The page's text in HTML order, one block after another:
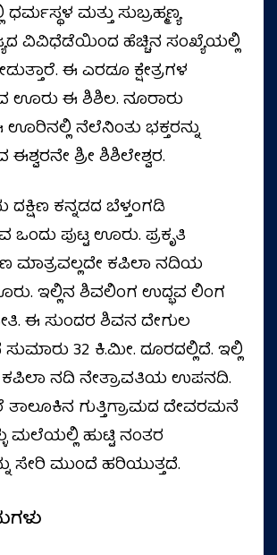
ಧರ್ಮಸ್ಥಳ ಮತ್ತು ಸುಬ್ರಹ್ಮಣ್ಯ
ವಿವಿಧೆಡೆಯಿಂದ ಹೆಚ್ಚಿನ ಸಂಖ್ಯೆಯಲ್ಲಿ
ಈ ಎರಡೂ ಕ್ಷೇತ್ರಗಳ
ಊರು ಈ ಶಿಶಿಲ. ನೂರಾರು
ನೆಲೆನಿಂತು ಭಕ್ತರನ್ನು
ಶ್ರೀ ಶಿಶಿಲೇಶ್ವರ.
ದಕ್ಷಿಣ ಕನ್ನಡದ ಬೆಳ್ತಂಗಡಿ
ಒಂದು ಪುಟ್ಟ ಊರು. ಪ್ರಕೃತಿ
ಕಪಿಲಾ ನದಿಯ
ಇಲ್ಲಿನ ಶಿವಲಿಂಗ ಉದ್ಭವ ಲಿಂಗ
ಈ ಸುಂದರ ಶಿವನ ದೇಗುಲ
32 ಕಿ.ಮೀ. ದೂರದಲ್ಲಿದೆ. ಇಲ್ಲಿ
ಕಪಿಲಾ ನದಿ ನೇತ್ರಾವತಿಯ ಉಪನದಿ.
ಗುತ್ತಿಗ್ರಾಮದ ದೇವರಮನೆ
ಮಲೆಯಲ್ಲಿ ಹುಟ್ಟಿ ನಂತರ
ಸೇರಿ ಮುಂದೆ ಹರಿಯುತ್ತದೆ.